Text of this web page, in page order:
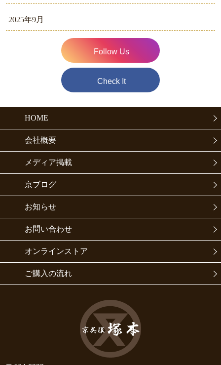
2025年9月
Follow Us
Check It
HOME
会社概要
メディア掲載
京ブログ
お知らせ
お問い合わせ
オンラインストア
ご購入の流れ